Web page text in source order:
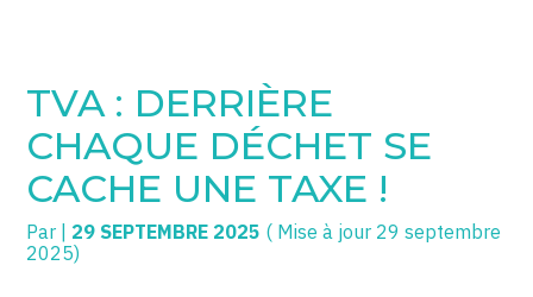
SOGECC – Noisy
SOGECC – République
SOGECC – Turbigo
COMMERÇANTS
GROUPE
SCI / LMNP
Gérer votre quotidien
Piloter votre entreprise
Développer votre entreprise
TVA : DERRIÈRE
CHAQUE DÉCHET SE
CACHE UNE TAXE !
Par 29 SEPTEMBRE 2025 ( Mise à jour 29 septembre
2025)